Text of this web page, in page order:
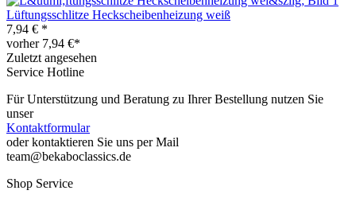
Lüftungsschlitze Heckscheibenheizung weiß
7,94 € *
vorher 7,94 €*
Zuletzt angesehen
Service Hotline
Für Unterstützung und Beratung zu Ihrer Bestellung nutzen Sie
unser
Kontaktformular
oder kontaktieren Sie uns per Mail
team@bekaboclassics.de
Shop Service